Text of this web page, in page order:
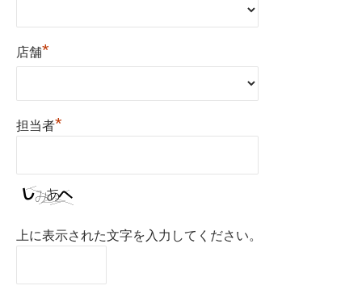
店舗*
担当者*
上に表示された文字を入力してください。